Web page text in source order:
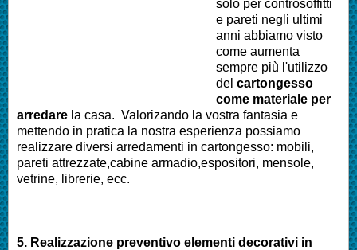
solo per controsoffitti
e pareti negli ultimi
anni abbiamo visto
come aumenta
sempre più l'utilizzo
del cartongesso
come materiale per
arredare la casa. Valorizando la vostra fantasia e
mettendo in pratica la nostra esperienza possiamo
realizzare diversi arredamenti in cartongesso: mobili,
pareti attrezzate,cabine armadio,espositori, mensole,
vetrine, librerie, ecc.
5. Realizzazione preventivo elementi decorativi in